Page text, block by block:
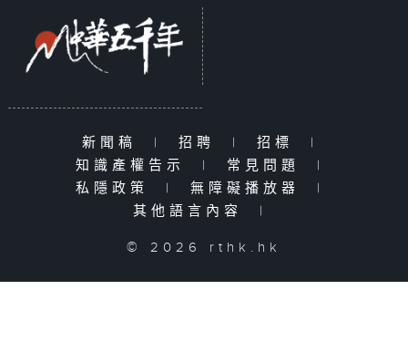
新聞稿 | 招聘 | 招標
|
知識產權告示
| 常見問題
|
私隱政策
| 無障礙播放器
|
其他語言內容
|
© 2026 rthk.hk